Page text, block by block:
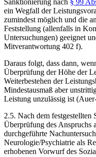
ein Wegfall der
zumindest möglich und die
Feststellung (allenfalls in
Untersuchungen) geeignet
Mitverantwortung 402 f).
Daraus folgt, dass dann,
Überprüfung der Höhe der
Weiterbestehen der
Mindestausmaß aber
Leistung unzulässig ist (
2.5. Nach dem festgestellten
Überprüfung des Anspruchs
durchgeführte
Neurologie/Psychiatrie als
erhobenen Vorwurf des